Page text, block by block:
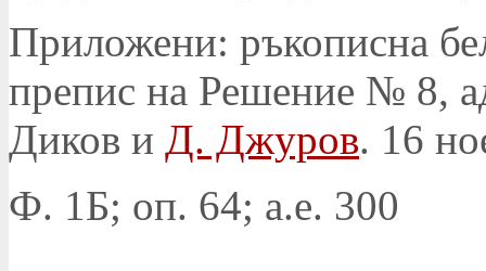
Приложени: ръкописна
препис на Решение № 8,
Диков и Д. Джуров. 16
Ф. 1Б; оп. 64; а.е. 300